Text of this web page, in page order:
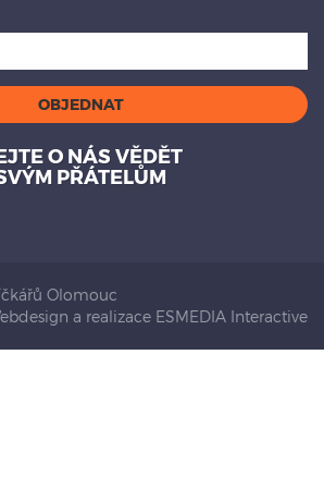
O NÁS VĚDĚT
PŘÁTELŮM
Olomouc
a realizace ESMEDIA Interactive